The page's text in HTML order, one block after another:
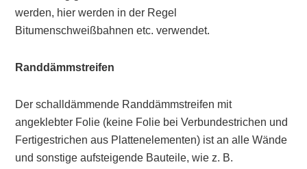
werden, hier werden in der Regel
Bitumenschweißbahnen etc. verwendet.
Randdämmstreifen
Der schalldämmende Randdämmstreifen mit
angeklebter Folie (keine Folie bei Verbundestrichen und
Fertigestrichen aus Plattenelementen) ist an alle Wände
und sonstige aufsteigende Bauteile, wie z. B.